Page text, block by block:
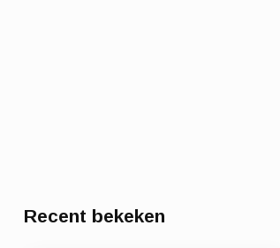
Recent bekeken